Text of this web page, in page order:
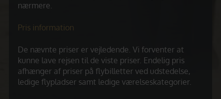
nærmere.
Pris information
De nævnte priser er vejledende. Vi forventer at
kunne lave rejsen til de viste priser. Endelig pris
afhænger af priser på flybilletter ved udstedelse,
ledige flypladser samt ledige værelseskategorier.